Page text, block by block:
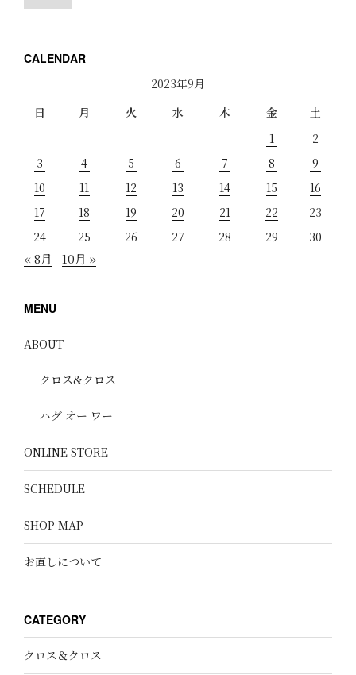
CALENDAR
2023年9月
日
月 火 水 木 金
土
1
2
3
4 5 6 7 8
9
10
11 12 13 14 15
16
17
18 19 20 21 22
23
24
25 26 27 28 29 30
« 8月 10月 »
MENU
ABOUT
クロス&クロス
ハグ オー ワー
ONLINE STORE
SCHEDULE
SHOP MAP
お直しについて
CATEGORY
クロス＆クロス